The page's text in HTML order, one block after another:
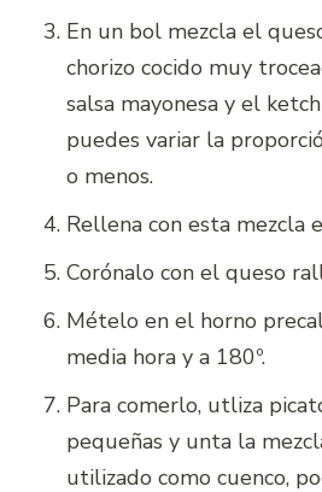
En un bol mezcla el
chorizo cocido muy
salsa mayonesa y el
puedes variar la
o menos.
Rellena con esta mezcla
Corónalo con el queso
Mételo en el horno
media hora y a 180º.
Para comerlo, utliza
pequeñas y unta la
utilizado como cuenco,